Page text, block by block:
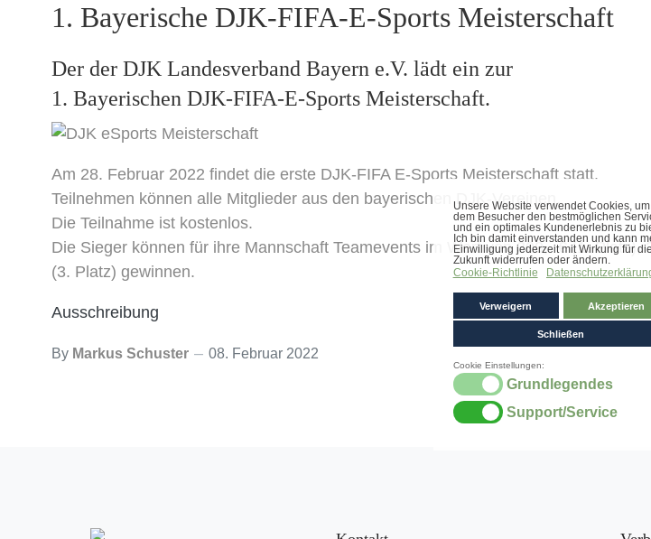
1. Bayerische DJK-FIFA-E-Sports Meisterschaft
Der der DJK Landesverband Bayern e.V. lädt ein zur
1. Bayerischen DJK-FIFA-E-Sports Meisterschaft.
Am 28. Februar 2022 findet die erste DJK-FIFA E-Sports Meisterschaft statt.
Teilnehmen können alle Mitglieder aus den bayerischen DJK-Vereinen.
Die Teilnahme ist kostenlos.
Die Sieger können für ihre Mannschaft Teamevents im Wert von 300,- € (1. Platz),
(3. Platz) gewinnen.
Ausschreibung
By Markus Schuster 08. Februar 2022